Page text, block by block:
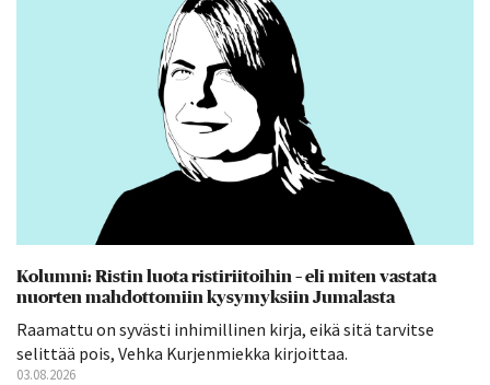
Kolumni: Ristin luota ristiriitoihin – eli miten vastata
nuorten mahdottomiin kysymyksiin Jumalasta
Raamattu on syvästi inhimillinen kirja, eikä sitä tarvitse
selittää pois, Vehka Kurjenmiekka kirjoittaa.
03.08.2026